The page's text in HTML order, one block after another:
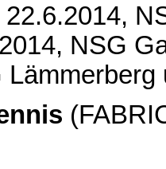
NSG